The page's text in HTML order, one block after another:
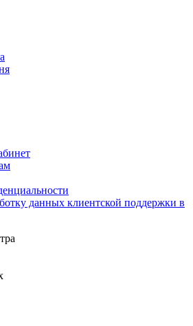
данных клиентской поддержки в